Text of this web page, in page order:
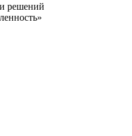
решений